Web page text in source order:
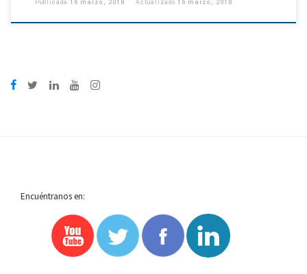
Publicada 16 marzo, 2018 Actualizado 16 marzo, 2018
Encuéntranos en: